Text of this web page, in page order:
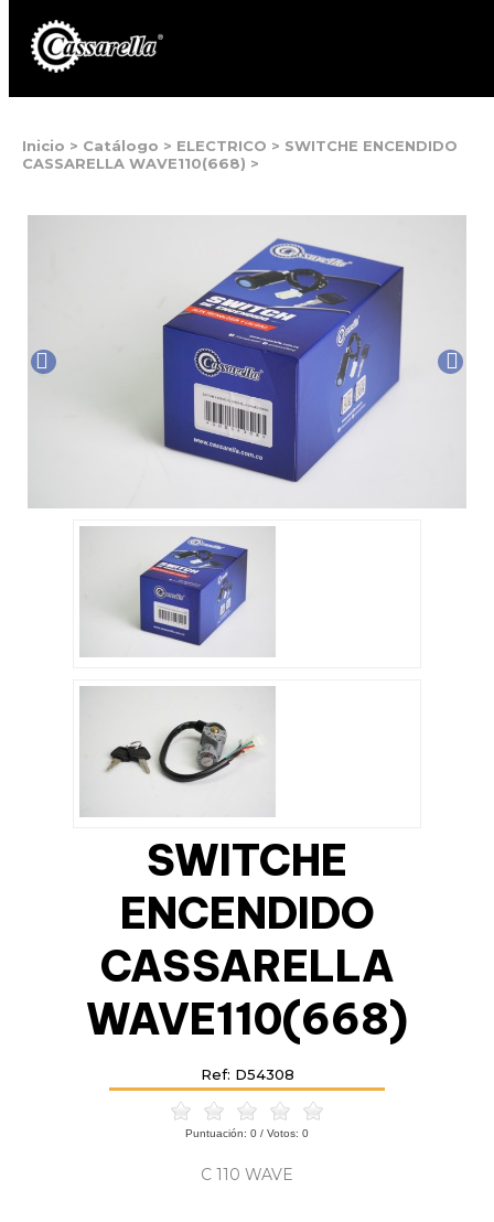
Inicio > Catálogo > ELECTRICO > SWITCHE ENCENDIDO
CASSARELLA WAVE110(668) >
SWITCHE
ENCENDIDO
CASSARELLA
WAVE110(668)
Ref: D54308
Puntuación: 0 / Votos: 0
C 110 WAVE